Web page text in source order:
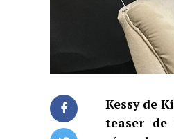
Kessy de
teaser